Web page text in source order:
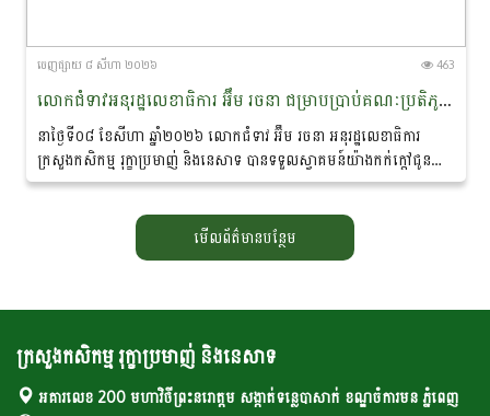
ចេញ​ផ្សាយ​ ៨ សីហា ២០២៦ 463
លោកជំទាវអនុរដ្ឋលេខាធិការ អ៊ឹម រចនា ជម្រាបប្រាប់គណៈប្រតិភូនាវាសន្តិភាពមេគង្គ-ឡានឆាង ថា៖ «សន្តិភាព ជាគ្រឹះដ៏សំខាន់នៃការអភិរក្សសត្វផ្សោតនៅកម្ពុជា»
នាថ្ងៃទី០៨ ខែសីហា ឆ្នាំ២០២៦ លោកជំទាវ អ៊ឹម រចនា អនុរដ្ឋលេខាធិការ
ក្រសួងកសិកម្ម រុក្ខាប្រមាញ់ និងនេសាទ បានទទួលស្វាគមន៍យ៉ាងកក់ក្តៅជូន
ចំពោះគណៈប្រតិភូ នៃ «គម្រោងនាវាសន្តិភាពមេគង្គ-ឡានឆាង...
មើលព័ត៌មានបន្ថែម
ក្រសួងកសិកម្ម រុក្ខាប្រមាញ់ និងនេសាទ
អគារលេខ 200 មហាវិថីព្រះនរោត្តម សង្កាត់ទន្លេបាសាក់ ខណ្ឌចំការមន ភ្នំពេញ